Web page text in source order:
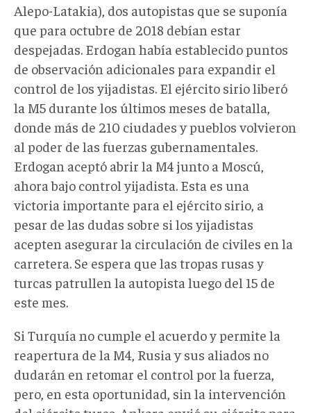
Alepo-Latakia), dos autopistas que se suponía
que para octubre de 2018 debían estar
despejadas. Erdogan había establecido puntos
de observación adicionales para expandir el
control de los yijadistas. El ejército sirio liberó
la M5 durante los últimos meses de batalla,
donde más de 210 ciudades y pueblos volvieron
al poder de las fuerzas gubernamentales.
Erdogan aceptó abrir la M4 junto a Moscú,
ahora bajo control yijadista. Esta es una
victoria importante para el ejército sirio, a
pesar de las dudas sobre si los yijadistas
acepten asegurar la circulación de civiles en la
carretera. Se espera que las tropas rusas y
turcas patrullen la autopista luego del 15 de
este mes.
Si Turquía no cumple el acuerdo y permite la
reapertura de la M4, Rusia y sus aliados no
dudarán en retomar el control por la fuerza,
pero, en esta oportunidad, sin la intervención